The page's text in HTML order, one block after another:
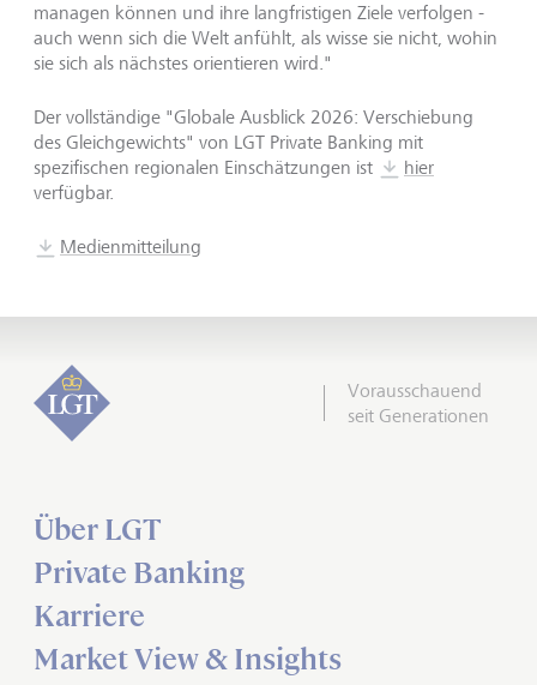
managen können und ihre langfristigen Ziele verfolgen -
auch wenn sich die Welt anfühlt, als wisse sie nicht, wohin
sie sich als nächstes orientieren wird."
Der vollständige "Globale Ausblick 2026: Verschiebung
des Gleichgewichts" von LGT Private Banking mit
spezifischen regionalen Einschätzungen ist
hier
verfügbar.
Medienmitteilung
Vorausschauend
seit Generationen
Über LGT
Private Banking
Karriere
Market View & Insights